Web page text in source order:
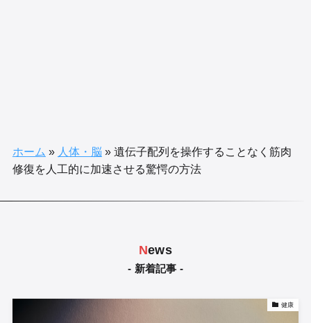
ホーム » 人体・脳 »遺伝子配列を操作することなく筋肉
修復を人工的に加速させる驚愕の方法
News
- 新着記事 -
健康